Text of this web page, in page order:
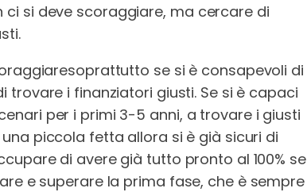
si deve scoraggiare, ma cercare di
se si è consapevoli di
i finanziatori giusti. Se si è capaci
per i primi 3-5 anni, a trovare i giusti
piccola fetta allora si è già sicuri di
di avere già tutto pronto al 100% se
e superare la prima fase, che è sempre